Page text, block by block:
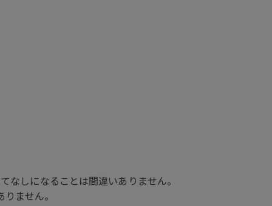
しになることは間違いありません。
ません。